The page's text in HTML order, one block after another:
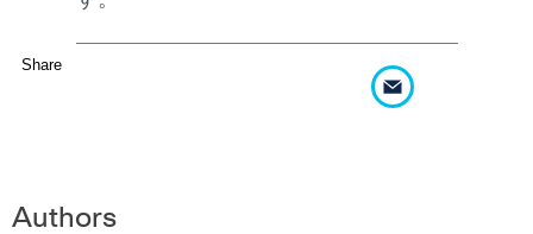
Share
Authors